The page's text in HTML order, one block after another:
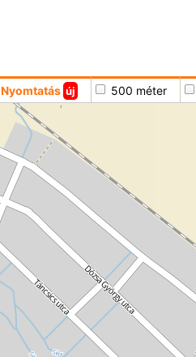
Nyomtatás új 500 méter